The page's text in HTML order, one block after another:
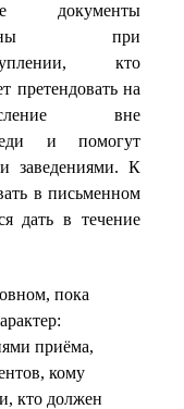
документы
при
кто
претендовать на
вне
и помогут
заведениями. К
в письменном
дать в течение
пока
приёма,
кому
кто должен